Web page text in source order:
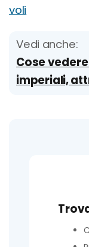
voli
Vedi anche:
Cose
imperiali,